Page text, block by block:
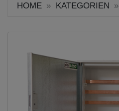
HOME KATEGORIEN